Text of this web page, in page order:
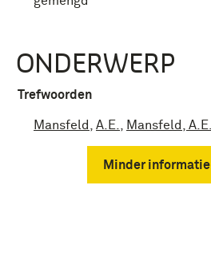
ONDERWERP
Trefwoorden
Mansfeld A.E. Mansfeld, A.E.
Minder informatie